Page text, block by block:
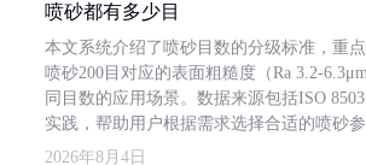
喷砂都有多少目
本文系统介绍了喷砂目数的分级标准，重
喷砂200目对应的表面粗糙度（Ra 3.2-
同目数的应用场景。数据来源包括ISO
实践，帮助用户根据需求选择合适的喷砂参
2026年8月4日